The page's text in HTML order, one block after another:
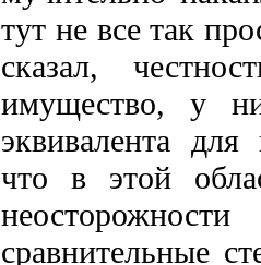
тут не все так
сказал,
имущество, у
эквивалента для
что в этой
сравнительные